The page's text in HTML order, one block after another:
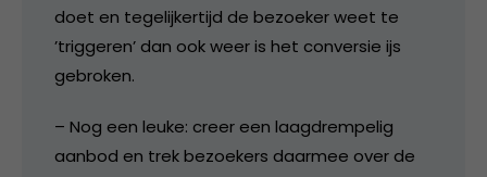
doet en tegelijkertijd de bezoeker weet te
’triggeren’ dan ook weer is het conversie ijs
gebroken.
– Nog een leuke: creer een laagdrempelig
aanbod en trek bezoekers daarmee over de